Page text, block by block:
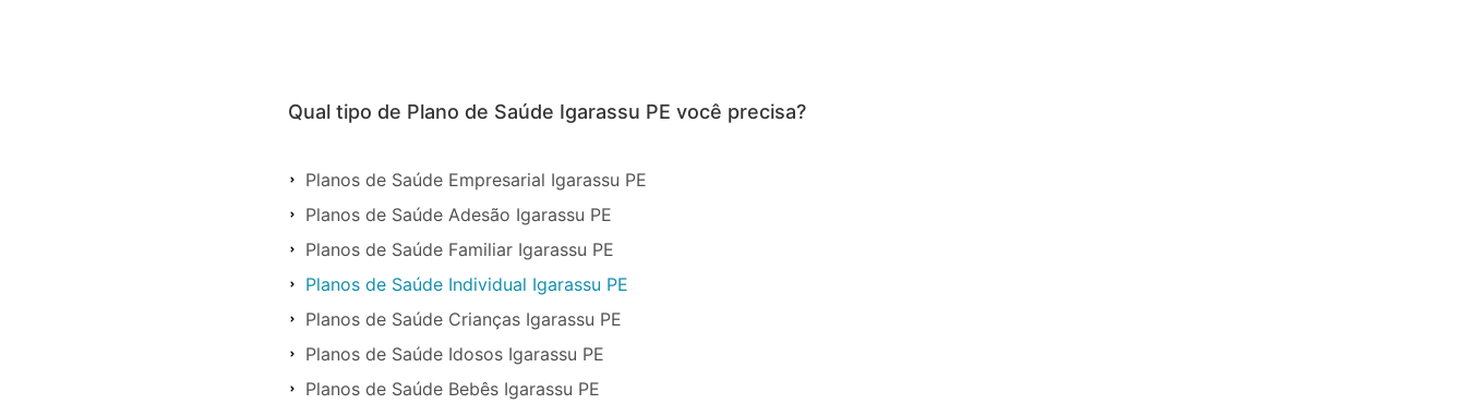
Qual tipo de Plano de Saúde Igarassu PE você precisa?
Planos de Saúde Empresarial Igarassu PE
Planos de Saúde Adesão Igarassu PE
Planos de Saúde Familiar Igarassu PE
Planos de Saúde Individual Igarassu PE
Planos de Saúde Crianças Igarassu PE
Planos de Saúde Idosos Igarassu PE
Planos de Saúde Bebês Igarassu PE